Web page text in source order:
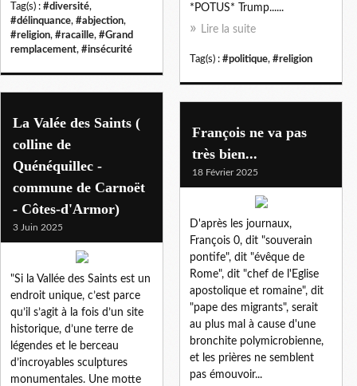
Tag(s) : #diversité,
#délinquance, #abjection,
#religion, #racaille, #Grand
remplacement, #insécurité
*POTUS* Trump......
Lire la suite
Tag(s) : #politique, #religion
La Valée des Saints (
colline de
Quénéquillec -
commune de Carnoët
- Côtes-d'Armor)
3 Juin 2025
"Si la Vallée des Saints est un
endroit unique, c’est parce
qu’il s’agit à la fois d’un site
historique, d’une terre de
légendes et le berceau
d’incroyables sculptures
monumentales. Une motte
François ne va pas
très bien...
18 Février 2025
D'après les journaux,
François 0, dit "souverain
pontife", dit "évêque de
Rome", dit "chef de l'Eglise
apostolique et romaine", dit
"pape des migrants", serait
au plus mal à cause d'une
bronchite polymicrobienne,
et les prières ne semblent
pas émouvoir...